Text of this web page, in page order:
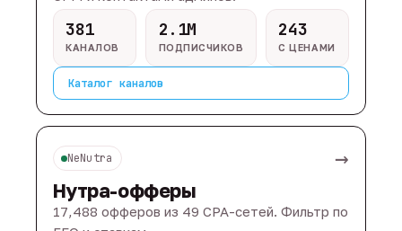
381
КАНАЛОВ
2.1M
ПОДПИСЧИКОВ
243
С ЦЕНАМИ
Каталог каналов
NeNutra →
Нутра-офферы
17,488 офферов из 49 CPA-сетей. Фильтр по